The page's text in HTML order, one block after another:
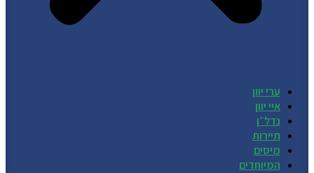
ערי יוון
איי יוון
נדל״ן
תיירות
מיסים
המיוחדים